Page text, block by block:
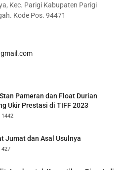
Kec. Parigi Kabupaten Parigi
Kode Pos. 94471
Pameran dan Float Durian
Ukir Prestasi di TIFF 2023
1442
Jumat dan Asal Usulnya
427